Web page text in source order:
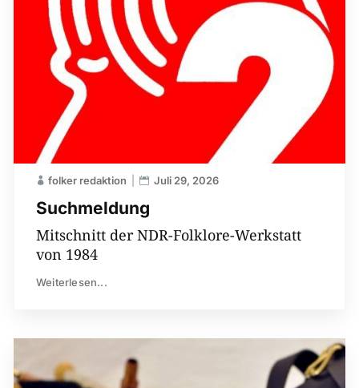
Suchmeldung
folker redaktion Juli 29, 2026
Mitschnitt der NDR-Folklore-Werkstatt
von 1984
Weiterlesen...